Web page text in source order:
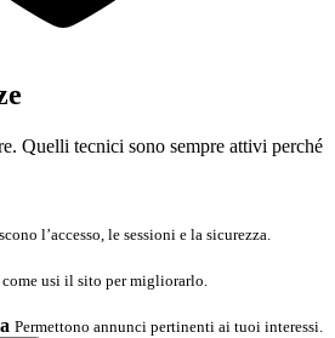
Quelli tecnici sono sempre attivi perché
l’accesso, le sessioni e la sicurezza.
usi il sito per migliorarlo.
Permettono annunci pertinenti ai tuoi interessi.